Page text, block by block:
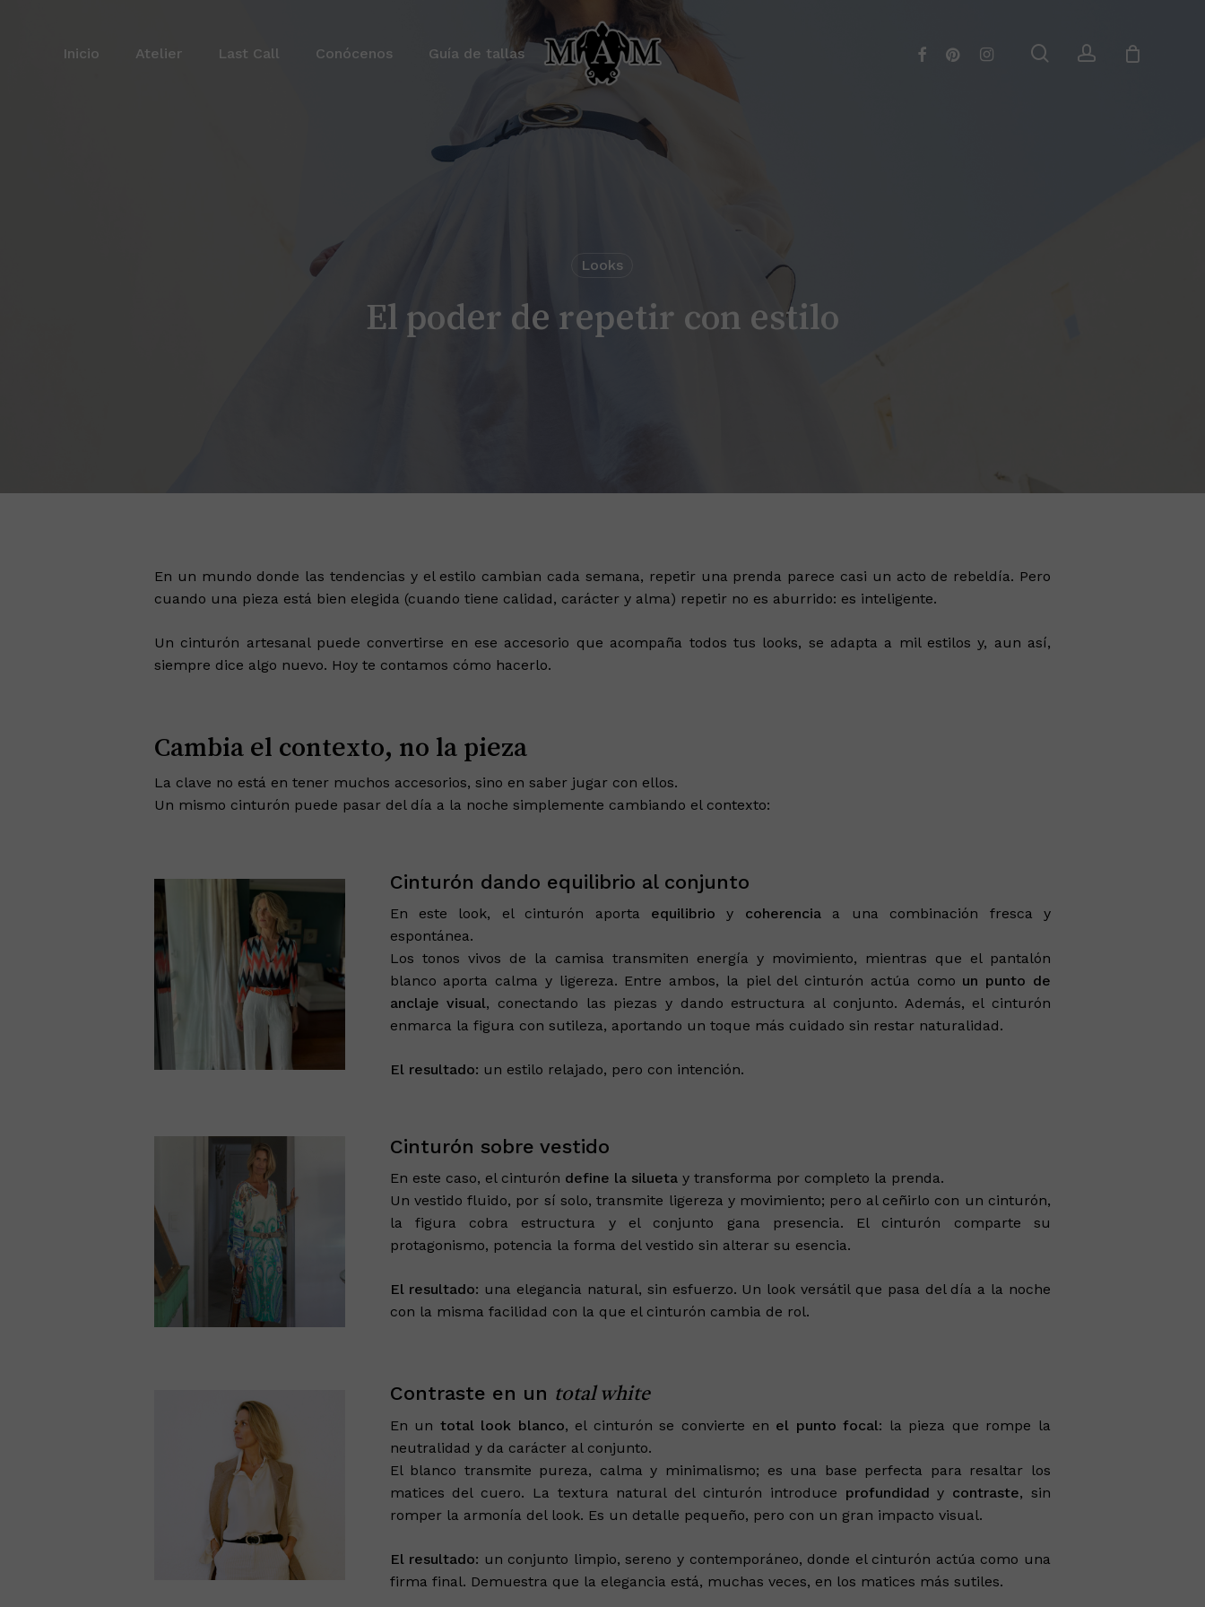
Inicio Atelier Last Call Conócenos Guía de tallas searchaccount
facebookpinterestinstagram
Looks
El poder de repetir con estilo
En un mundo donde las tendencias y el estilo cambian cada semana, repetir una prenda parece casi un acto de rebeldía. Pero
cuando una pieza está bien elegida (cuando tiene calidad, carácter y alma) repetir no es aburrido: es inteligente.
Un cinturón artesanal puede convertirse en ese accesorio que acompaña todos tus looks, se adapta a mil estilos y, aun así,
siempre dice algo nuevo. Hoy te contamos cómo hacerlo.
Cambia el contexto, no la pieza
La clave no está en tener muchos accesorios, sino en saber jugar con ellos.
Un mismo cinturón puede pasar del día a la noche simplemente cambiando el contexto:
Cinturón dando equilibrio al conjunto
En este look, el cinturón aporta equilibrioy coherenciaa una combinación fresca y
espontánea.
Los tonos vivos de la camisa transmiten energía y movimiento, mientras que el pantalón
blanco aporta calma y ligereza. Entre ambos, la piel del cinturón actúa como un punto de
anclaje visual, conectando las piezas y dando estructura al conjunto. Además, el cinturón
enmarca la figura con sutileza, aportando un toque más cuidado sin restar naturalidad.
El resultado: un estilo relajado, pero con intención.
Cinturón sobre vestido
En este caso, el cinturón define la silueta y transforma por completo la prenda.
Un vestido fluido, por sí solo, transmite ligereza y movimiento; pero al ceñirlo con un cinturón,
la figura cobra estructura y el conjunto gana presencia. El cinturón comparte su
protagonismo, potencia la forma del vestido sin alterar su esencia.
El resultado: una elegancia natural, sin esfuerzo. Un look versátil que pasa del día a la noche
con la misma facilidad con la que el cinturón cambia de rol.
Contraste en un total white
En un total look blanco, el cinturón se convierte en el punto focal: la pieza que rompe la
neutralidad y da carácter al conjunto.
El blanco transmite pureza, calma y minimalismo; es una base perfecta para resaltar los
matices del cuero. La textura natural del cinturón introduce profundidady contraste, sin
romper la armonía del look. Es un detalle pequeño, pero con un gran impacto visual.
El resultado: un conjunto limpio, sereno y contemporáneo, donde el cinturón actúa como una
firma final. Demuestra que la elegancia está, muchas veces, en los matices más sutiles.